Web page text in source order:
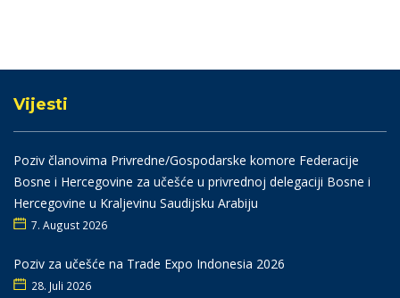
Vijesti
Poziv članovima Privredne/Gospodarske komore Federacije
Bosne i Hercegovine za učešće u privrednoj delegaciji Bosne i
Hercegovine u Kraljevinu Saudijsku Arabiju
7. August 2026
Poziv za učešće na Trade Expo Indonesia 2026
28. Juli 2026